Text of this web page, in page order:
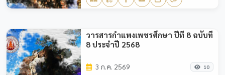
วารสารกำแพงเพชรศึกษา ปีที่ 8 ฉบับที่
8 ประจำปี 2568
3 ก.ค. 2569 10